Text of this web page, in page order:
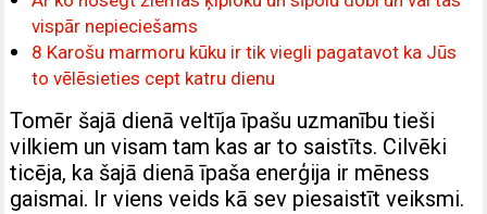
vispār nepieciešams
8 Karošu marmoru kūku ir tik viegli pagatavot ka Jūs
to vēlēsieties cept katru dienu
Tomēr šajā dienā veltīja īpašu uzmanību tieši
vilkiem un visam tam kas ar to saistīts. Cilvēki
ticēja, ka šajā dienā īpaša enerģija ir mēness
gaismai. Ir viens veids kā sev piesaistīt veiksmi.